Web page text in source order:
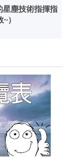
星塵技術指揮指
）